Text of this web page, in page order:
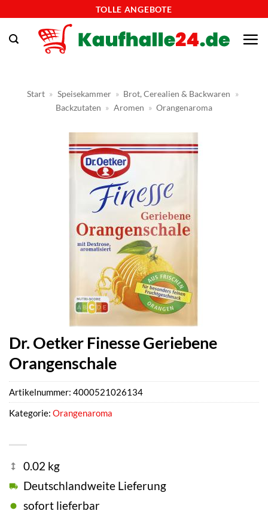
springen
TOLLE ANGEBOTE
Start » Speisekammer » Brot, Cerealien & Backwaren »
Backzutaten » Aromen » Orangenaroma
Dr. Oetker Finesse Geriebene
Orangenschale
0.02 kg
Deutschlandweite Lieferung
sofort lieferbar
Artikelnummer: 4000521026134
Kategorie: Orangenaroma